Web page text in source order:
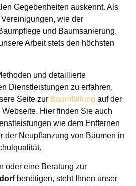
Gegebenheiten auskennt. Als
wie der
und Baumsanierung,
Arbeit stets den höchsten
und detaillierte
Dienstleistungen zu erfahren,
Seite zur Baumfällung auf der
Hier finden Sie auch
wie dem Entfernen
der Neupflanzung von Bäumen in
oder eine Beratung zur
benötigen, steht Ihnen unser